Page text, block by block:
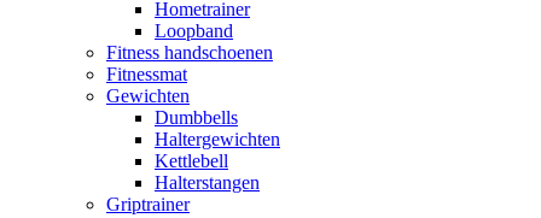
Hometrainer
Loopband
Fitness handschoenen
Fitnessmat
Gewichten
Dumbbells
Haltergewichten
Kettlebell
Halterstangen
Griptrainer